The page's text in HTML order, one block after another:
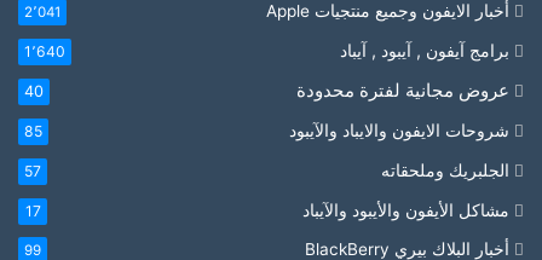
أخبار الايفون وجميع منتجيات Apple 2٬041
برامج آيفون , آيبود , آيباد 1٬640
عروض مجانية لفترة محدودة 40
شروحات الايفون والايباد والآيبود 85
الجلبريك وملحقاته 57
مشاكل الأيفون والأيبود والآيباد 17
أخبار البلاك بيري BlackBerry 99